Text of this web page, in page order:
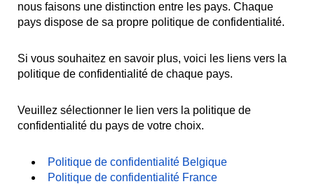
nous faisons une distinction entre les pays. Chaque
pays dispose de sa propre politique de confidentialité.
Si vous souhaitez en savoir plus, voici les liens vers la
politique de confidentialité de chaque pays.
Veuillez sélectionner le lien vers la politique de
confidentialité du pays de votre choix.
Politique de confidentialité Belgique
Politique de confidentialité France